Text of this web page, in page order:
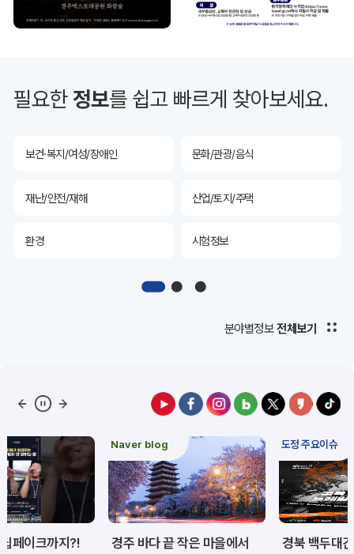
필요한정보를 쉽고 빠르게 찾아보세요.
투자유치 공공데이터&통계
산림 해양/수산
보건·복지/여성/장애인 문화/관광/음식
재난/안전/재해 산업/토지/주택
환경 시험정보
디지털아카이브
공공데이터&통계
산림 해양/수산
보건·복지/여성/장애인 문화/관광/음식
재난/안전/재해 산업/토지/주택
환경 시험정보
분야별정보 전체보기
Naver blog
경주 바다 끝 작은 마을에서
도정 주요이슈
경북 백두대간 트레일6